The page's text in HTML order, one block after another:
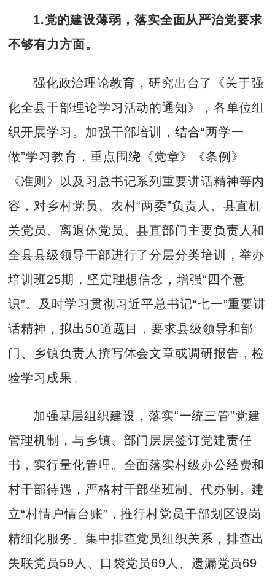
1.党的建设薄弱，落实全面从严治党要求
不够有力方面。
强化政治理论教育，研究出台了《关于强
化全县干部理论学习活动的通知》，各单位组
织开展学习。加强干部培训，结合“两学一
做”学习教育，重点围绕《党章》《条例》
《准则》以及习总书记系列重要讲话精神等内
容，对乡村党员、农村“两委”负责人、县直机
关党员、离退休党员、县直部门主要负责人和
全县县级领导干部进行了分层分类培训，举办
培训班25期，坚定理想信念，增强“四个意
识”。及时学习贯彻习近平总书记“七一”重要讲
话精神，拟出50道题目，要求县级领导和部
门、乡镇负责人撰写体会文章或调研报告，检
验学习成果。
加强基层组织建设，落实“一统三管”党建
管理机制，与乡镇、部门层层签订党建责任
书，实行量化管理。全面落实村级办公经费和
村干部待遇，严格村干部坐班制、代办制。建
立“村情户情台账”，推行村党员干部划区设岗
精细化服务。集中排查党员组织关系，排查出
失联党员59人、口袋党员69人、遗漏党员69